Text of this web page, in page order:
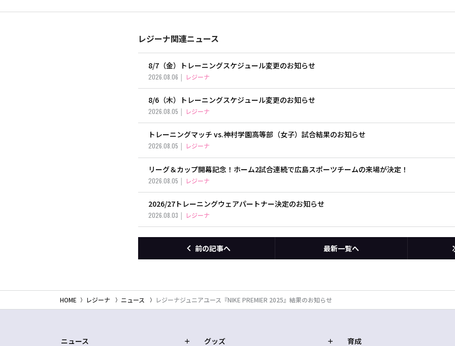
レジーナ関連ニュース
8/7（金）トレーニングスケジュール変更のお知らせ
2026.08.06 レジーナ
8/6（木）トレーニングスケジュール変更のお知らせ
2026.08.05 レジーナ
トレーニングマッチ vs.神村学園高等部（女子）試合結果のお知らせ
2026.08.05 レジーナ
リーグ＆カップ開幕記念！ホーム2試合連続で広島スポーツチームの来場が決定！
2026.08.05 レジーナ
2026/27トレーニングウェアパートナー決定のお知らせ
2026.08.03 レジーナ
前の記事へ 最新一覧へ
HOME レジーナ ニュース レジーナジュニアユース『NIKE PREMIER 2025』結果のお知らせ
ニュース グッズ 育成